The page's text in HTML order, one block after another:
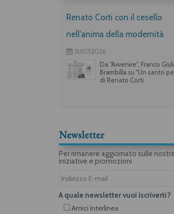
Renato Corti con il cesello
nell'anima della modernità
31/07/2026
Da "Avvenire", Franco
Brambilla su "Un santo
di Renato Corti
Newsletter
Per rimanere aggiornato sulle
iniziative e promozioni
A quale newsletter vuoi iscriverti?
Amici Interlinea